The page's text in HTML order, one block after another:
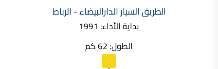
الطريق السيار الدارالبيضاء - الرباط
بداية الأداء: 1991
الطول: 62 كم